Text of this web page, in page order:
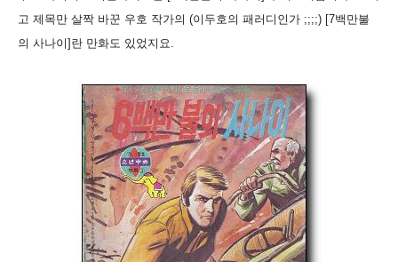
고 제목만 살짝 바꾼 우호 작가의 (이두호의 패러디인가 ;;;;) [7백만불
의 사나이]란 만화도 있었지요.